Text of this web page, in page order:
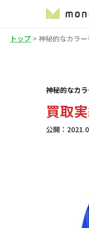
トップ > 神秘的なカラ
神秘的なカ
買取
公開：